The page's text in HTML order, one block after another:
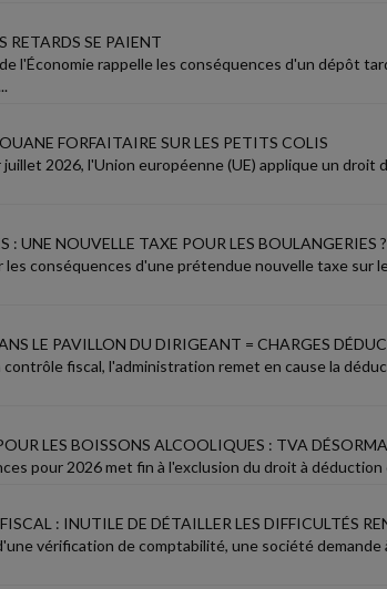
RETARDS SE PAIENT
l'Économie rappelle les conséquences d'un dépôt
FORFAITAIRE SUR LES PETITS COLIS
juillet 2026, l'Union européenne (UE) applique un
: UNE NOUVELLE TAXE POUR LES BOULANGERIES ?
conséquences d'une prétendue nouvelle taxe sur
LE PAVILLON DU DIRIGEANT = CHARGES
contrôle fiscal, l'administration remet en cause la
LES BOISSONS ALCOOLIQUES : TVA
pour 2026 met fin à l'exclusion du droit à
: INUTILE DE DÉTAILLER LES DIFFICULTÉS
vérification de comptabilité, une société